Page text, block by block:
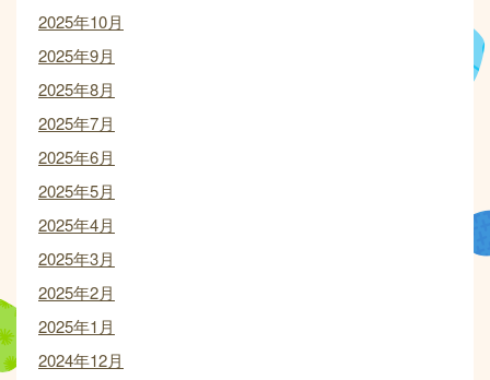
2025年10月
2025年9月
2025年8月
2025年7月
2025年6月
2025年5月
2025年4月
2025年3月
2025年2月
2025年1月
2024年12月